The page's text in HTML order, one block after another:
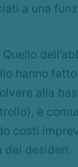
a una
Quello
hanno
alla
è
costi
dei desideri.